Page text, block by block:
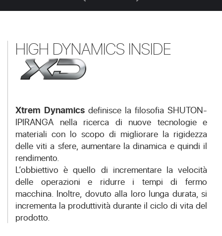
HIGH DYNAMICS INSIDE
Xtrem Dynamics definisce la filosofia SHUTON-
IPIRANGA nella ricerca di nuove tecnologie e
materiali con lo scopo di migliorare la rigidezza
delle viti a sfere, aumentare la dinamica e quindi il
rendimento.
L’obbiettivo è quello di incrementare la velocità
delle operazioni e ridurre i tempi di fermo
macchina. Inoltre, dovuto alla loro lunga durata, si
incrementa la produttività durante il ciclo di vita del
prodotto.